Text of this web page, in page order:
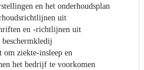
en het onderhoudsplan
uit
en -richtlijnen uit
om ziekte-insleep en
het bedrijf te voorkomen